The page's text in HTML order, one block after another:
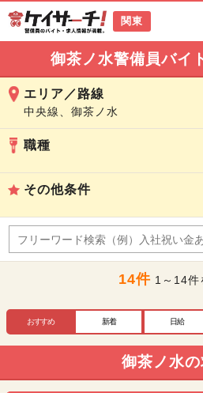
関東
御茶ノ水警備員バイ
エリア／路線
中央線、御茶ノ水
職種
その他条件
14件 1～14件
おすすめ 新着 日給
御茶ノ水の